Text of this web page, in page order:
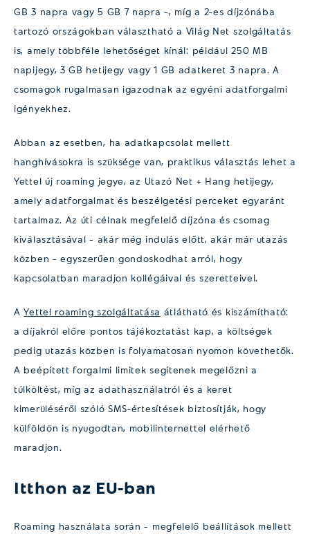
GB 3 napra vagy 5 GB 7 napra –, míg a 2-es díjzónába
tartozó országokban választható a Világ Net szolgáltatás
is, amely többféle lehetőséget kínál: például 250 MB
napijegy, 3 GB hetijegy vagy 1 GB adatkeret 3 napra. A
csomagok rugalmasan igazodnak az egyéni adatforgalmi
igényekhez.
Abban az esetben, ha adatkapcsolat mellett
hanghívásokra is szüksége van, praktikus választás lehet a
Yettel új roaming jegye, az Utazó Net + Hang hetijegy,
amely adatforgalmat és beszélgetési perceket egyaránt
tartalmaz. Az úti célnak megfelelő díjzóna és csomag
kiválasztásával – akár még indulás előtt, akár már utazás
közben – egyszerűen gondoskodhat arról, hogy
kapcsolatban maradjon kollégáival és szeretteivel.
AYettel roaming szolgáltatása átlátható és kiszámítható:
a díjakról előre pontos tájékoztatást kap, a költségek
pedig utazás közben is folyamatosan nyomon követhetők.
A beépített forgalmi limitek segítenek megelőzni a
túlköltést, míg az adathasználatról és a keret
kimerüléséről szóló SMS-értesítések biztosítják, hogy
külföldön is nyugodtan, mobilinternettel elérhető
maradjon.
Itthon az EU-ban
Roaming használata során – megfelelő beállítások mellett